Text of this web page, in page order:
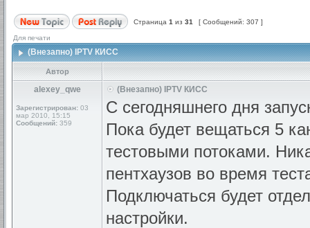
Страница 1 из 31 [ Сообщений: 307 ]
Для печати
(Внезапно) IPTV КИСС
Автор
alexey_qwe
Зарегистрирован: 03
мар 2010, 15:15
Сообщений: 359
(Внезапно) IPTV КИСС
С сегодняшнего дня
Пока будет вещаться 5
тестовыми потоками.
пентхаузов во время
Подключаться будет
настройки.